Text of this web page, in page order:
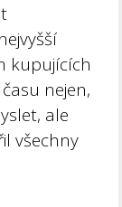
kupujících
nejen,
ale
všechny